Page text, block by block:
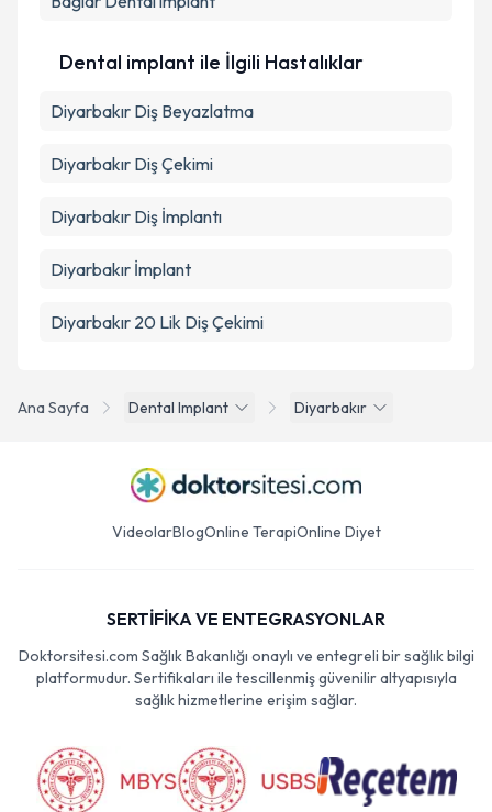
Ana Sayfa Dental Implant Diyarbakır
Dental implant ile İlgili Hastalıklar
Diyarbakır Diş Beyazlatma
Diyarbakır Diş Çekimi
Diyarbakır Diş İmplantı
Diyarbakır İmplant
Diyarbakır 20 Lik Diş Çekimi
VideolarBlogOnline TerapiOnline Diyet
SERTİFİKA VE ENTEGRASYONLAR
Doktorsitesi.com Sağlık Bakanlığı onaylı ve entegreli bir sağlık bilgi
platformudur. Sertifikaları ile tescillenmiş güvenilir altyapısıyla
sağlık hizmetlerine erişim sağlar.